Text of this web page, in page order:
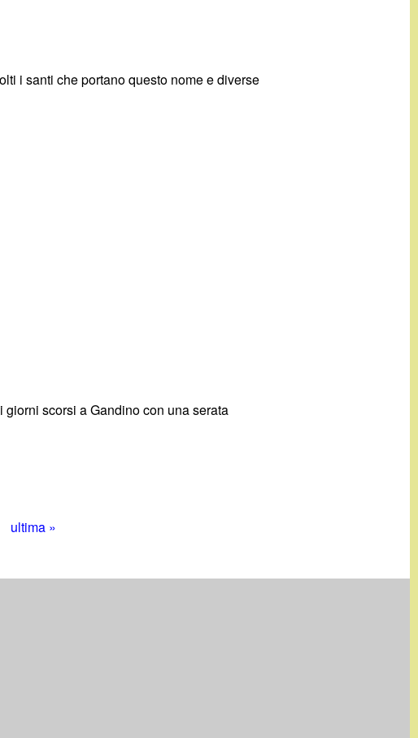
i santi che portano questo nome e diverse
scorsi a Gandino con una serata
ultima »